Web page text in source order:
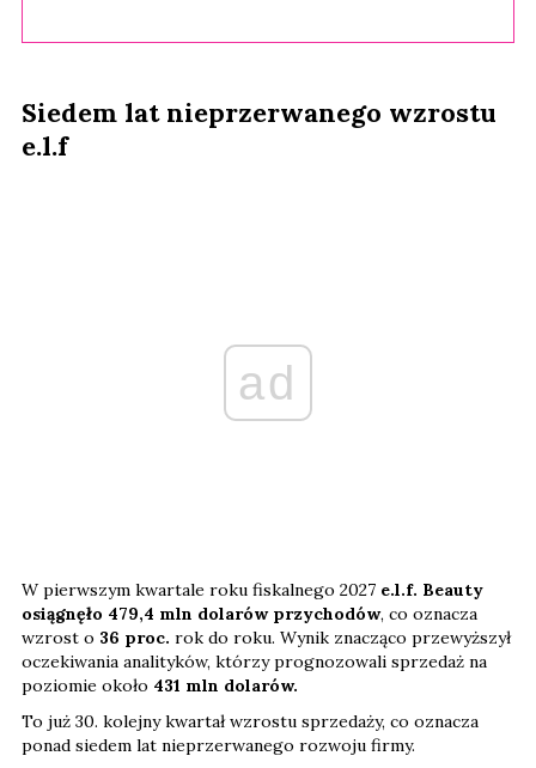
Siedem lat nieprzerwanego wzrostu
e.l.f
ad
W pierwszym kwartale roku fiskalnego 2027 e.l.f. Beauty
osiągnęło 479,4 mln dolarów przychodów, co oznacza
wzrost o 36 proc. rok do roku. Wynik znacząco przewyższył
oczekiwania analityków, którzy prognozowali sprzedaż na
poziomie około 431 mln dolarów.
To już 30. kolejny kwartał wzrostu sprzedaży, co oznacza
ponad siedem lat nieprzerwanego rozwoju firmy.